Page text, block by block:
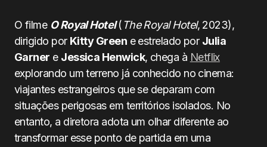
O filme O Royal Hotel ( The Royal Hotel, 2023),
dirigido por Kitty Green e estrelado por Julia
Garner e Jessica Henwick, chega à Netflix
explorando um terreno já conhecido no cinema:
viajantes estrangeiros que se deparam com
situações perigosas em territórios isolados. No
entanto, a diretora adota um olhar diferente ao
transformar esse ponto de partida em uma